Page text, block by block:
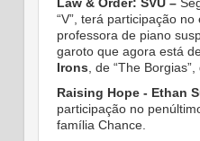
“V”, terá participação
professora de piano
garoto que agora está
Irons , de “The
Raising Hope - Ethan
participação no
família Chance.